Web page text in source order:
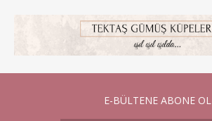
E-BÜLTENE ABONE OL